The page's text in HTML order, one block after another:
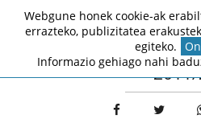
Webgune honek cookie-ak
errazteko, publizitatea
egiteko.
Informazio gehiago nahi